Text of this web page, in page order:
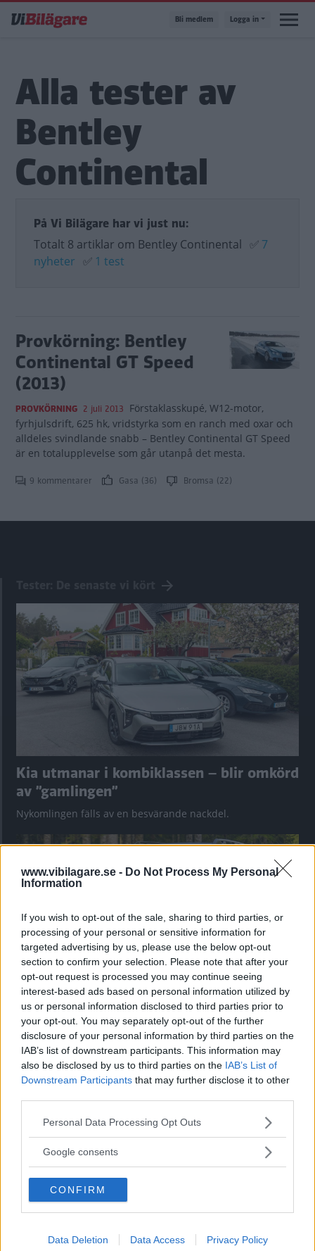
www.vibilagare.se - Do Not Process My Personal
Information
If you wish to opt-out of the sale, sharing to third parties, or
processing of your personal or sensitive information for
targeted advertising by us, please use the below opt-out
section to confirm your selection. Please note that after your
opt-out request is processed you may continue seeing
interest-based ads based on personal information utilized by
us or personal information disclosed to third parties prior to
your opt-out. You may separately opt-out of the further
disclosure of your personal information by third parties on the
IAB’s list of downstream participants. This information may
also be disclosed by us to third parties on the IAB’s List of
Downstream Participants that may further disclose it to other
Please note that this website/app uses one or more Google
not limited to your visit or usage behaviour. You may click to
use your data for below specified purposes in below Google
consent section.
Personal Data Processing Opt Outs
Google consents
CONFIRM
Data Deletion Data Access Privacy Policy
till
Bli medlem Logga in
Alla tester av
Bentley
Continental
På Vi Bilägare har vi just nu:
Totalt 8 artiklar om Bentley Continental ✅ 7
nyheter ✅ 1 test
Provkörning: Bentley
Continental GT Speed
(2013)
PROVKÖRNING 2 juli 2013 Förstaklasskupé, W12-motor,
fyrhjulsdrift, 625 hk, vridstyrka som en ranch med oxar och
alldeles svindlande snabb – Bentley Continental GT Speed
är en totalupplevelse som går utanpå det mesta.
9 kommentarer Gasa (36) Bromsa (22)
Kia utmanar i kombiklassen – blir omkörd
av ”gamlingen”
Nykomlingen fälls av en besvärande nackdel.
”God chans att bli ny favorit”
Utbudet av terrängdugliga kombibilar har krympt men fylls
nu på av eldrivna Toyota bZ4X Touring. Vi provkör.
Så står sig nya Toyota RAV4